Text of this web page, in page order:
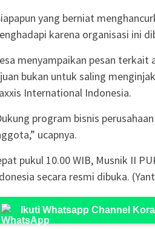
yang berniat
karena organisasi ini
menyampaikan pesan
bukan untuk saling
International Indonesia.
program bisnis
ucapnya.
pukul 10.00 WIB, Musnik II
secara resmi dibuka.
Ikuti Whatsapp Channel